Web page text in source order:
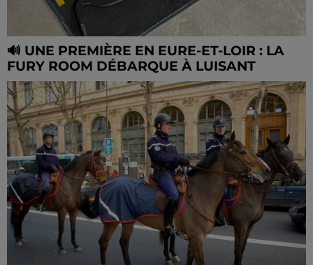
🔊 UNE PREMIÈRE EN EURE-ET-LOIR : LA
FURY ROOM DÉBARQUE À LUISANT